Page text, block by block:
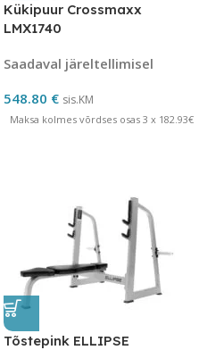
Kükipuur Crossmaxx
LMX1740
Saadaval järeltellimisel
548.80 € sis.KM
Maksa kolmes võrdses osas 3 x 182.93€
Tõstepink ELLIPSE